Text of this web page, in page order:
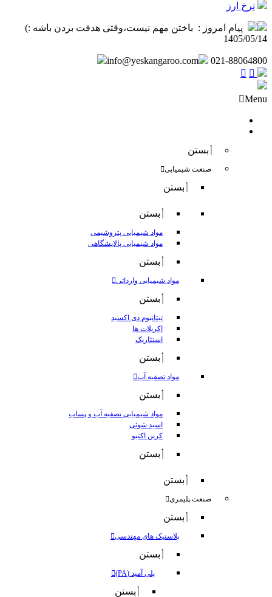
نرخ ارز
پیام امروز : ‌ باختن مهم نیست،وقتی هدفت بردن باشه :) ️
1405/05/14
info@yeskangaroo.com 021-88064800
Menu
بستن
صنعت شیمیایی
بستن
بستن
مواد شیمیایی پتروشیمی
مواد شیمیایی پالایشگاهی
بستن
مواد شیمیایی وارداتی
بستن
تیتانیوم دی اکسید
اکریلات ها
استئاریک
بستن
مواد تصفیه آب
بستن
مواد شیمیایی تصفیه آب و پساب
اسید شوئی
کربن اکتیو
بستن
بستن
صنعت پلیمری
بستن
پلاستیک های مهندسی
بستن
پلی آمید (PA)
بستن